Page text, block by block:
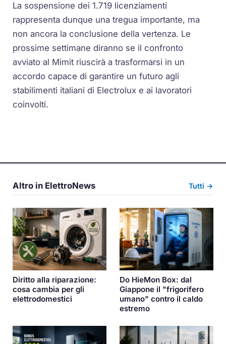
La sospensione dei 1.719 licenziamenti
rappresenta dunque una tregua importante, ma
non ancora la conclusione della vertenza. Le
prossime settimane diranno se il confronto
avviato al Mimit riuscirà a trasformarsi in un
accordo capace di garantire un futuro agli
stabilimenti italiani di Electrolux e ai lavoratori
coinvolti.
Altro in ElettroNews Tutti →
Diritto alla riparazione:
cosa cambia per gli
elettrodomestici
Do HieMon Box: dal
Giappone il "frigorifero
umano" contro il caldo
estremo